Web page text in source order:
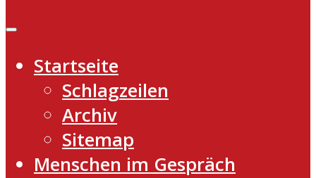
Startseite
Schlagzeilen
Archiv
Sitemap
Menschen im Gespräch